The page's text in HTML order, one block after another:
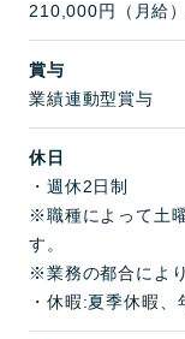
210,000円（月給
賞与
業績連動型賞与
休日
・週休2日制
※職種によって土
す。
※業務の都合によ
・休暇:夏季休暇